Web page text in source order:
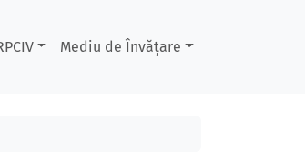
Mediu de Învățare